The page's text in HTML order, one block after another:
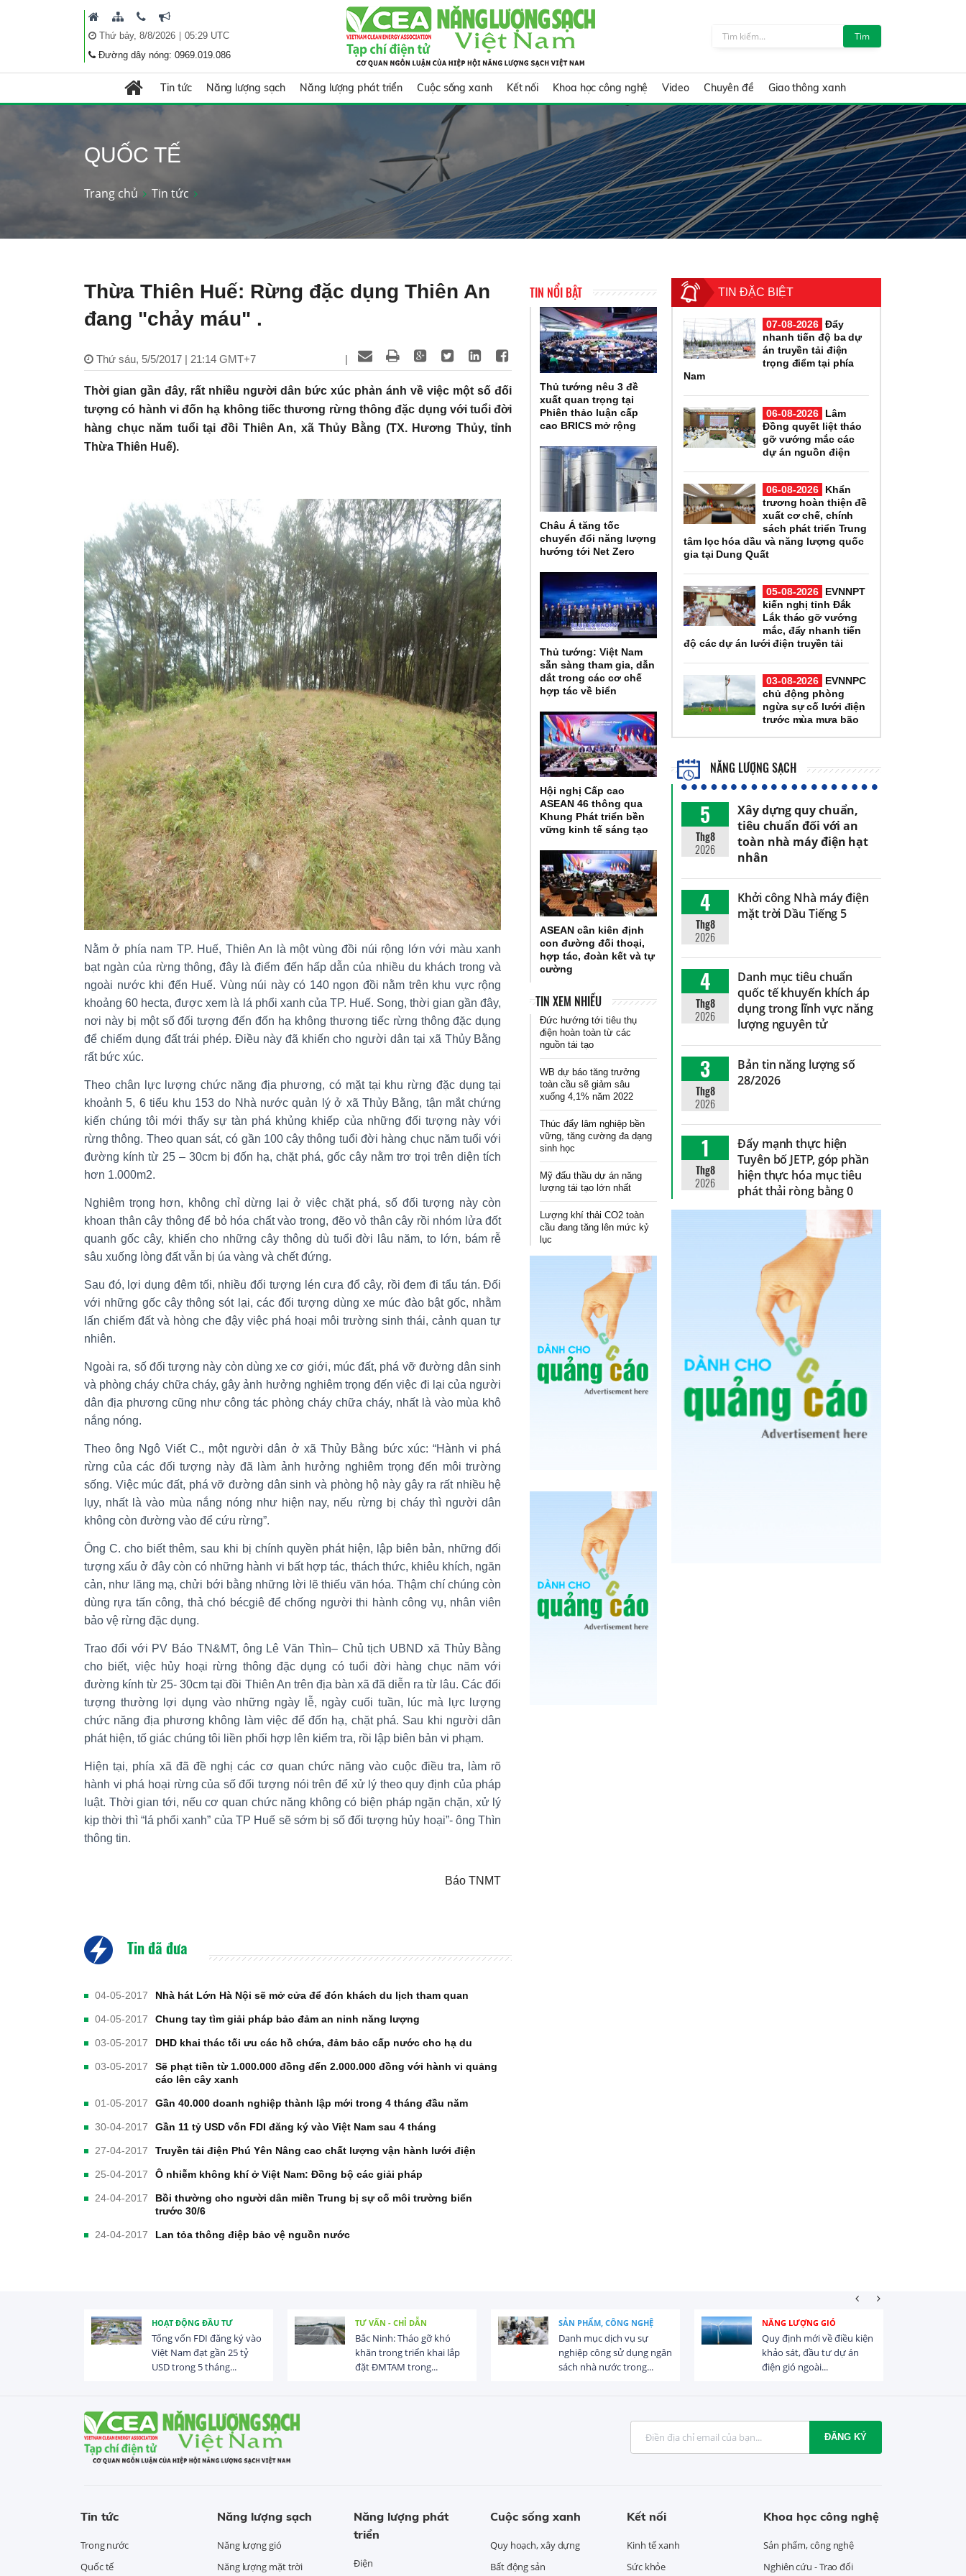
Thứ bảy, 8/8/2026| 05:29 UTC
Đường dây nóng: 0969.019.086
Tìm
Tin tức Năng lượng sạch Năng lượng phát triển Cuộc sống xanh Kết nối Khoa học công nghệ Video Chuyên đề Giao thông xanh
QUỐC TẾ
Trang chủ Tin tức
Thừa Thiên Huế: Rừng đặc dụng Thiên An
đang "chảy máu" .
Thứ sáu, 5/5/2017 | 21:14 GMT+7 |
Thời gian gần đây, rất nhiều người dân bức xúc phản ánh về việc một số đối
tượng có hành vi đốn hạ không tiếc thương rừng thông đặc dụng với tuổi đời
hàng chục năm tuổi tại đồi Thiên An, xã Thủy Bằng (TX. Hương Thủy, tỉnh
Thừa Thiên Huế).
Nằm ở phía nam TP. Huế, Thiên An là một vùng đồi núi rộng lớn với màu xanh
bạt ngàn của rừng thông, đây là điểm đến hấp dẫn của nhiều du khách trong và
ngoài nước khi đến Huế. Vùng núi này có 140 ngọn đồi nằm trên khu vực rộng
khoảng 60 hecta, được xem là lá phổi xanh của TP. Huế. Song, thời gian gần đây,
nơi này bị một số đối tượng đến đốn hạ không thương tiếc rừng thông đặc dụng
để chiếm dụng đất trái phép. Điều này đã khiến cho người dân tại xã Thủy Bằng
rất bức xúc.
Theo chân lực lượng chức năng địa phương, có mặt tại khu rừng đặc dụng tại
khoảnh 5, 6 tiểu khu 153 do Nhà nước quản lý ở xã Thủy Bằng, tận mắt chứng
kiến chúng tôi mới thấy sự tàn phá khủng khiếp của những đối tượng này với
rừng thông. Theo quan sát, có gần 100 cây thông tuổi đời hàng chục năm tuổi với
đường kính từ 25 – 30cm bị đốn hạ, chặt phá, gốc cây nằm trơ trọi trên diện tích
hơn 1.000m2.
Nghiêm trọng hơn, không chỉ dừng lại ở việc chặt phá, số đối tượng này còn
khoan thân cây thông để bỏ hóa chất vào trong, đẽo vỏ thân cây rồi nhóm lửa đốt
quanh gốc cây, khiến cho những cây thông dù tuổi đời lâu năm, to lớn, bám rễ
sâu xuống lòng đất vẫn bị úa vàng và chết đứng.
Sau đó, lợi dụng đêm tối, nhiều đối tượng lén cưa đổ cây, rồi đem đi tẩu tán. Đối
với những gốc cây thông sót lại, các đối tượng dùng xe múc đào bật gốc, nhằm
lấn chiếm đất và hòng che đậy việc phá hoại môi trường sinh thái, cảnh quan tự
nhiên.
Ngoài ra, số đối tượng này còn dùng xe cơ giới, múc đất, phá vỡ đường dân sinh
và phòng cháy chữa cháy, gây ảnh hưởng nghiêm trọng đến việc đi lại của người
dân địa phương cũng như công tác phòng cháy chữa cháy, nhất là vào mùa khô
nắng nóng.
Theo ông Ngô Viết C., một người dân ở xã Thủy Bằng bức xúc: “Hành vi phá
rừng của các đối tượng này đã làm ảnh hưởng nghiêm trọng đến môi trường
sống. Việc múc đất, phá vỡ đường dân sinh và phòng hộ này gây ra rất nhiều hệ
lụy, nhất là vào mùa nắng nóng như hiện nay, nếu rừng bị cháy thì người dân
không còn đường vào để cứu rừng”.
Ông C. cho biết thêm, sau khi bị chính quyền phát hiện, lập biên bản, những đối
tượng xấu ở đây còn có những hành vi bất hợp tác, thách thức, khiêu khích, ngăn
cản, như lăng mạ, chửi bới bằng những lời lẽ thiếu văn hóa. Thậm chí chúng còn
dùng rựa tấn công, thả chó bécgiê để chống người thi hành công vụ, nhân viên
bảo vệ rừng đặc dụng.
Trao đổi với PV Báo TN&MT, ông Lê Văn Thìn– Chủ tịch UBND xã Thủy Bằng
cho biết, việc hủy hoại rừng thông đặc dụng có tuổi đời hàng chục năm với
đường kính từ 25- 30cm tại đồi Thiên An trên địa bàn xã đã diễn ra từ lâu. Các đối
tượng thường lợi dụng vào những ngày lễ, ngày cuối tuần, lúc mà lực lượng
chức năng địa phương không làm việc để đốn hạ, chặt phá. Sau khi người dân
phát hiện, tố giác chúng tôi liền phối hợp lên kiểm tra, rồi lập biên bản vi phạm.
Hiện tại, phía xã đã đề nghị các cơ quan chức năng vào cuộc điều tra, làm rõ
hành vi phá hoại rừng của số đối tượng nói trên để xử lý theo quy định của pháp
luật. Thời gian tới, nếu cơ quan chức năng không có biện pháp ngặn chặn, xử lý
kịp thời thì “lá phổi xanh” của TP Huế sẽ sớm bị số đối tượng hủy hoại”- ông Thìn
thông tin.
Báo TNMT
Tin đã đưa
04-05-2017 Nhà hát Lớn Hà Nội sẽ mở cửa để đón khách du lịch tham quan
04-05-2017 Chung tay tìm giải pháp bảo đảm an ninh năng lượng
03-05-2017 DHD khai thác tối ưu các hồ chứa, đảm bảo cấp nước cho hạ du
03-05-2017
Sẽ phạt tiền từ 1.000.000 đồng đến 2.000.000 đồng với hành vi quảng
cáo lên cây xanh
01-05-2017 Gần 40.000 doanh nghiệp thành lập mới trong 4 tháng đầu năm
30-04-2017 Gần 11 tỷ USD vốn FDI đăng ký vào Việt Nam sau 4 tháng
27-04-2017 Truyền tải điện Phú Yên Nâng cao chất lượng vận hành lưới điện
25-04-2017 Ô nhiễm không khí ở Việt Nam: Đồng bộ các giải pháp
24-04-2017
Bồi thường cho người dân miền Trung bị sự cố môi trường biển
trước 30/6
24-04-2017 Lan tỏa thông điệp bảo vệ nguồn nước
TIN NỔI BẬT
Thủ tướng nêu 3 đề
xuất quan trọng tại
Phiên thảo luận cấp
cao BRICS mở rộng
Châu Á tăng tốc
chuyển đổi năng lượng
hướng tới Net Zero
Thủ tướng: Việt Nam
sẵn sàng tham gia, dẫn
dắt trong các cơ chế
hợp tác về biển
Hội nghị Cấp cao
ASEAN 46 thông qua
Khung Phát triển bền
vững kinh tế sáng tạo
ASEAN cần kiên định
con đường đối thoại,
hợp tác, đoàn kết và tự
cường
TIN XEM NHIỀU
Đức hướng tới tiêu thụ
điện hoàn toàn từ các
nguồn tái tạo
WB dự báo tăng trưởng
toàn cầu sẽ giảm sâu
xuống 4,1% năm 2022
Thúc đẩy lâm nghiệp bền
vững, tăng cường đa dạng
sinh học
Mỹ đấu thầu dự án năng
lượng tái tạo lớn nhất
Lượng khí thải CO2 toàn
cầu đang tăng lên mức kỷ
lục
TIN ĐẶC BIỆT
07-08-2026 Đẩy
nhanh tiến độ ba dự
án truyền tải điện
trọng điểm tại phía
Nam
06-08-2026
Lâm
Đồng quyết liệt tháo
gỡ vướng mắc các
dự án nguồn điện
06-08-2026
Khẩn
trương hoàn thiện đề
xuất cơ chế, chính
sách phát triển Trung
tâm lọc hóa dầu và năng lượng quốc
gia tại Dung Quất
05-08-2026
EVNNPT
kiến nghị tỉnh Đắk
Lắk tháo gỡ vướng
mắc, đẩy nhanh tiến
độ các dự án lưới điện truyền tải
03-08-2026
EVNNPC
chủ động phòng
ngừa sự cố lưới điện
trước mùa mưa bão
NĂNG LƯỢNG SẠCH
5
Thg8
2026
Xây dựng quy chuẩn,
tiêu chuẩn đối với an
toàn nhà máy điện hạt
nhân
4
Thg8
2026
Khởi công Nhà máy điện
mặt trời Dầu Tiếng 5
4
Thg8
2026
Danh mục tiêu chuẩn
quốc tế khuyến khích áp
dụng trong lĩnh vực năng
lượng nguyên tử
3
Thg8
2026
Bản tin năng lượng số
28/2026
1
Thg8
2026
Đẩy mạnh thực hiện
Tuyên bố JETP, góp phần
hiện thực hóa mục tiêu
phát thải ròng bằng 0
HOẠT ĐỘNG ĐẦU TƯ
Tổng vốn FDI đăng ký vào
Việt Nam đạt gần 25 tỷ
USD trong 5 tháng...
TƯ VẤN - CHỈ DẪN
Bắc Ninh: Tháo gỡ khó
khăn trong triển khai lắp
đặt ĐMTAM trong...
SẢN PHẨM, CÔNG NGHỆ
Danh mục dịch vụ sự
nghiệp công sử dụng ngân
sách nhà nước trong...
NĂNG LƯỢNG GIÓ
Quy định mới về điều kiện
khảo sát, đầu tư dự án
điện gió ngoài...
ĐĂNG KÝ
Tin tức
Trong nước
Quốc tế
Năng lượng sạch
Năng lượng gió
Năng lượng mặt trời
Năng lượng phát
triển
Điện
Cuộc sống xanh
Quy hoạch, xây dựng
Bất động sản
Kết nối
Kinh tế xanh
Sức khỏe
Khoa học công nghệ
Sản phẩm, công nghệ
Nghiên cứu - Trao đổi